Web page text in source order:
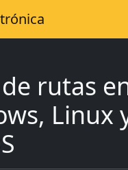
rutas
Linux